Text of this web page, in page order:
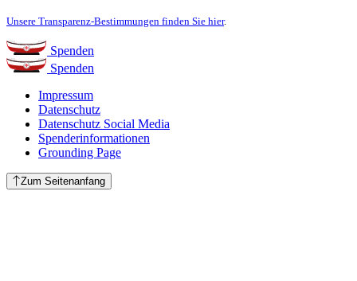
Unsere Transparenz-Bestimmungen finden Sie hier.
Spenden
Spenden
Impressum
Datenschutz
Datenschutz Social Media
Spenderinformationen
Grounding Page
Zum Seitenanfang